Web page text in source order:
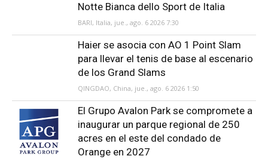
Notte Bianca dello Sport de Italia
BARI, Italia, jue., ago. 6 2026 7:30
Haier se asocia con AO 1 Point Slam
para llevar el tenis de base al escenario
de los Grand Slams
QINGDAO, China, jue., ago. 6 2026 1:50
El Grupo Avalon Park se compromete a
inaugurar un parque regional de 250
acres en el este del condado de
Orange en 2027